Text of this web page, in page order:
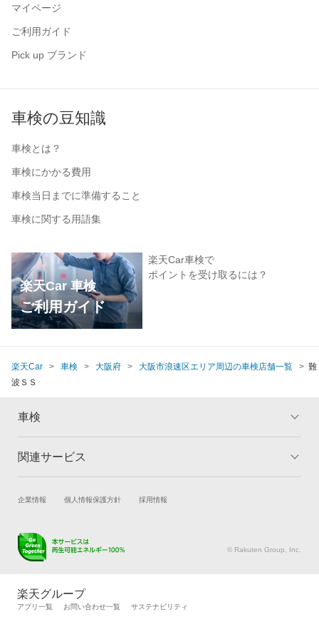
マイページ
ご利用ガイド
Pick up ブランド
車検の豆知識
車検とは？
車検にかかる費用
車検当日までに準備すること
車検に関する用語集
楽天Car 車検
ご利用ガイド
楽天Car車検で
ポイントを受け取るには？
楽天Car 車検 大阪府 大阪市浪速区エリア周辺の車検店舗一覧
難
波ＳＳ
車検
トップ
車検の基礎知識 キャンペーン一覧
関連サービス
試乗・商談 新車購入
キズ修理予約
メンテナンス管理
タイヤ交換サービス
自動車カタログ 自動車保険
企業情報 個人情報保護方針 採用情報
© Rakuten Group, Inc.
楽天グループ
アプリ一覧 お問い合わせ一覧 サステナビリティ